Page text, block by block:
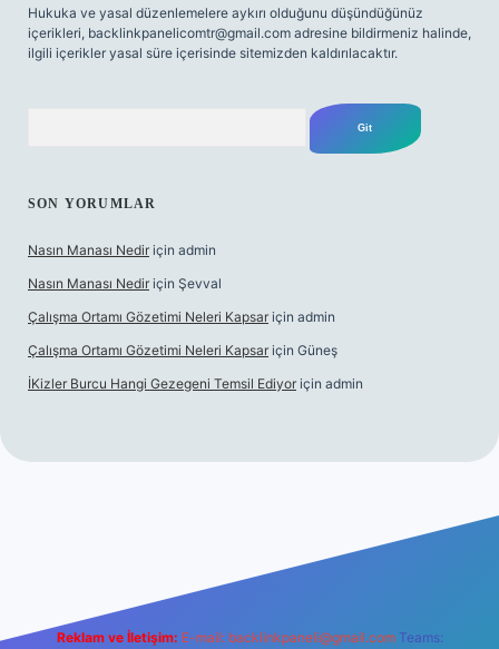
Hukuka ve yasal düzenlemelere aykırı olduğunu düşündüğünüz
içerikleri, backlinkpanelicomtr@gmail.com adresine bildirmeniz halinde,
ilgili içerikler yasal süre içerisinde sitemizden kaldırılacaktır.
SON YORUMLAR
Nasın Manası Nedir için admin
Nasın Manası Nedir için Şevval
Çalışma Ortamı Gözetimi Neleri Kapsar için admin
Çalışma Ortamı Gözetimi Neleri Kapsar için Güneş
İKizler Burcu Hangi Gezegeni Temsil Ediyor için admin
Reklam ve İletişim: E-mail: backlinkpaneli@gmail.com Teams: